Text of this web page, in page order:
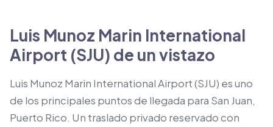
Luis Munoz Marin International
Airport (SJU) de un vistazo
Luis Munoz Marin International Airport (SJU) es uno
de los principales puntos de llegada para San Juan,
Puerto Rico. Un traslado privado reservado con